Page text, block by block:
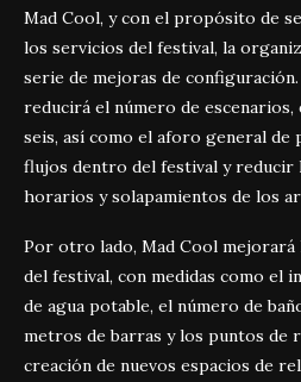
Mad Cool, y con el propósito de
los servicios del festival, la
serie de mejoras de
reducirá el número de escenarios,
seis, así como el aforo general de
flujos dentro del festival y reducir
horarios y solapamientos de los
Por otro lado, Mad Cool mejorará
del festival, con medidas como el
de agua potable, el número de
metros de barras y los puntos de
creación de nuevos espacios de